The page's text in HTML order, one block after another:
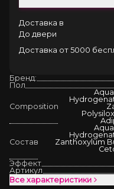
Доставка в
До двери
Доставка от 5000
Бренд:
Пол
Composition
Состав
Zanthoxylum
Эффект
Артикул
Все характеристики